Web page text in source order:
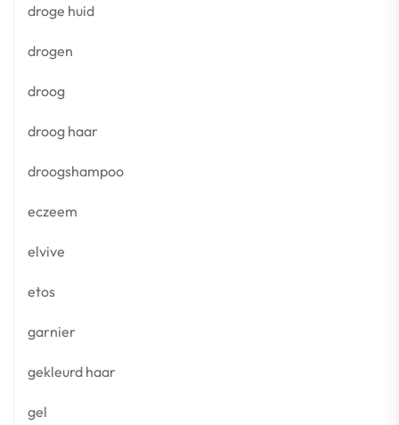
droge huid
drogen
droog
droog haar
droogshampoo
eczeem
elvive
etos
garnier
gekleurd haar
gel